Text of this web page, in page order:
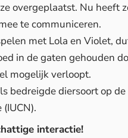
overgeplaatst. Nu heeft
te communiceren.
met Lola en Violet,
in de gaten gehouden
mogelijk verloopt.
bedreigde diersoort op
interactie!